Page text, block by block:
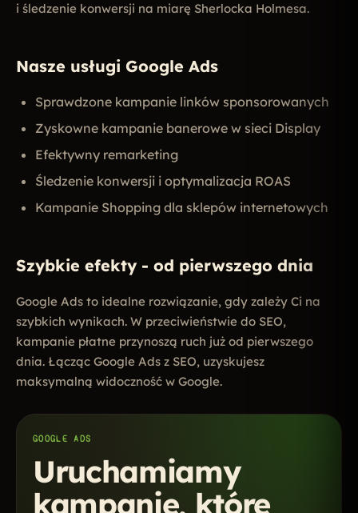
i śledzenie konwersji na miarę Sherlocka Holmesa.
Nasze usługi Google Ads
Sprawdzone kampanie linków sponsorowanych
Zyskowne kampanie banerowe w sieci Display
Efektywny remarketing
Śledzenie konwersji i optymalizacja ROAS
Kampanie Shopping dla sklepów internetowych
Szybkie efekty - od pierwszego dnia
Google Ads to idealne rozwiązanie, gdy zależy Ci na
szybkich wynikach. W przeciwieństwie do SEO,
kampanie płatne przynoszą ruch już od pierwszego
dnia. Łącząc Google Ads z SEO, uzyskujesz
maksymalną widoczność w Google.
GOOGLE ADS
Uruchamiamy
kampanie, które